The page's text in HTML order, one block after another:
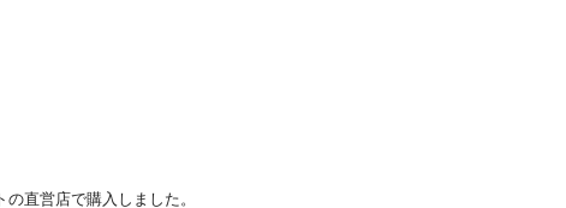
直営店で購入しました。